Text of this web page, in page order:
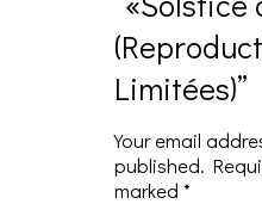
Limitées)”
Your email
published.
marked*